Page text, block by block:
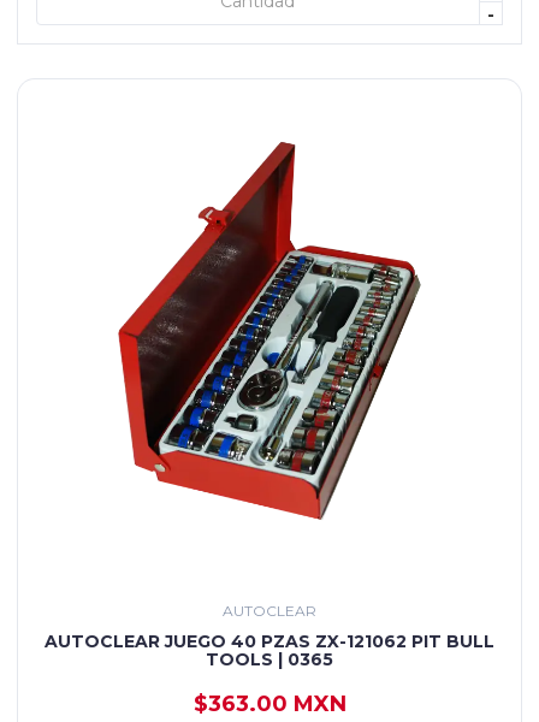
-
AUTOCLEAR
AUTOCLEAR JUEGO 40 PZAS ZX-121062 PIT BULL
TOOLS | 0365
$363.00 MXN